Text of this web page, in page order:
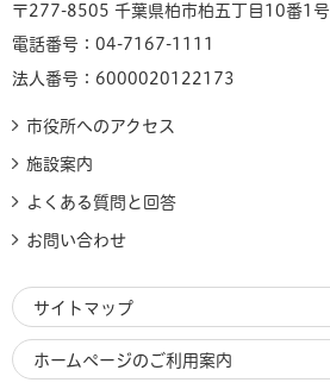
〒277-8505 千葉県柏市柏五丁目10番1号
電話番号：04-7167-1111
法人番号：6000020122173
市役所へのアクセス
施設案内
よくある質問と回答
お問い合わせ
サイトマップ
ホームページのご利用案内